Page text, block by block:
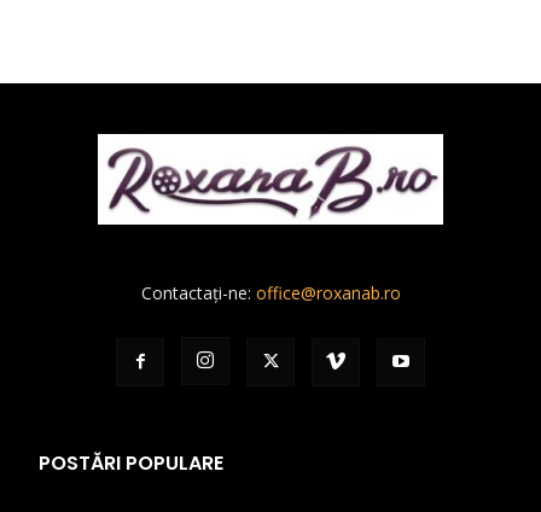
Contactați-ne: office@roxanab.ro
POSTĂRI POPULARE